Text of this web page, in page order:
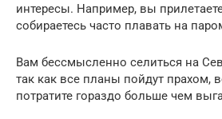
интересы. Например, вы
собираетесь часто плавать на
Вам бессмысленно селиться на
так как все планы пойдут прахом,
потратите гораздо больше чем